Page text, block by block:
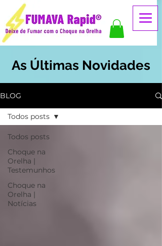
As Últimas Novidades
BLOG
Todos posts
Choque na
Orelha |
Testemunhos
Choque na
Orelha |
Notícias
Todos posts